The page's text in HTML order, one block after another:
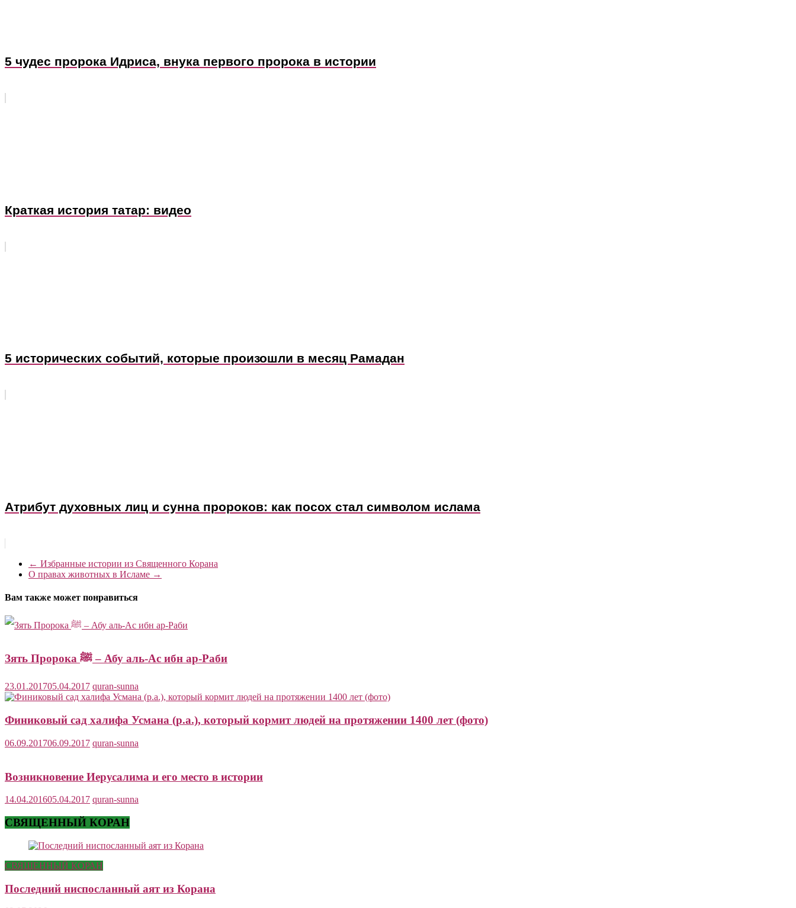
5 чудес пророка Идриса, внука первого пророка в истории
Краткая история татар: видео
5 исторических событий, которые произошли в месяц Рамадан
Атрибут духовных лиц и сунна пророков: как посох стал символом ислама
← Избранные истории из Священного Корана
О правах животных в Исламе →
Вам также может понравиться
Зять Пророка ﷺ – Абу аль-Ас ибн ар-Раби
23.01.201705.04.2017 quran-sunna
Финиковый сад халифа Усмана (р.а.), который кормит людей на протяжении 1400 лет (фото)
06.09.201706.09.2017 quran-sunna
Возникновение Иерусалима и его место в истории
14.04.201605.04.2017 quran-sunna
СВЯЩЕННЫЙ КОРАН
СВЯЩЕННЫЙ КОРАН
Последний ниспосланный аят из Корана